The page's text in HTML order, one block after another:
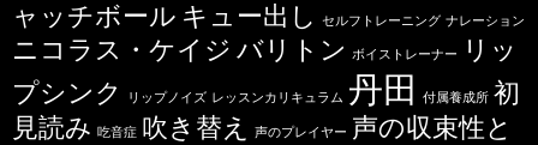
ャッチボール キュー出し セルフトレーニング ナレーション
ニコラス・ケイジ バリトン ボイストレーナー
リッ
プシンク
リップノイズ レッスンカリキュラム 丹田 付属養成所 初
見読み 吃音症 吹き替え 声のプレイヤー 声の収束性と